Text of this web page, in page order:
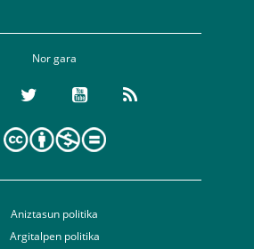
Nor gara
Aniztasun politika
Argitalpen politika